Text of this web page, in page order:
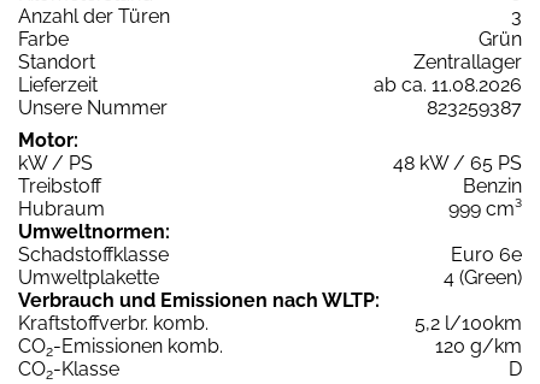
Anzahl der Türen
3
Farbe
Grün
Standort
Zentrallager
Lieferzeit
ab ca. 11.08.2026
Unsere Nummer
823259387
Motor:
kW / PS
48 kW / 65 PS
Treibstoff
Benzin
Hubraum
999 cm³
Umweltnormen:
Schadstoffklasse
Euro 6e
Umweltplakette
4 (Green)
Verbrauch und Emissionen nach WLTP:
Kraftstoffverbr. komb.
5,2 l/100km
CO2-Emissionen komb.
120 g/km
CO2-Klasse
D